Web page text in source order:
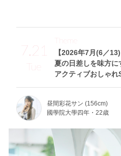
7.21
Tue
【2026年7月(6／13)
夏の日差しを味方に
アクティブおしゃれ
Theme
昼間彩花サン (156cm)
國學院大學四年・22歳